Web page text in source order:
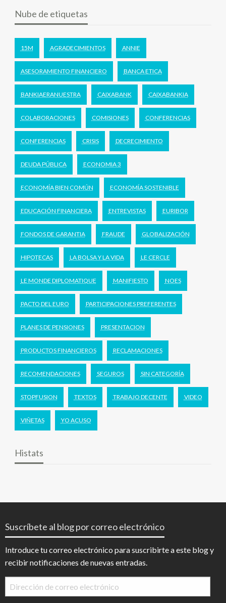
Nube de etiquetas
15M AGRADECIMIENTOS ANNIE
ASESORAMIENTO FINANCIERO BANCA ETICA
BANKIAERANUESTRA CAIXABANK CAIXABANKIA
COLABORACIONES COMISIONES CONFERENCIAS
CONFERENCIAS CRISIS DECRECIMIENTO
DEUDA PÚBLICA ECONOMIA 3
ECONOMÍA BIEN COMÚN ECONOMÍA SOSTENIBLE
EDUCACIÓN FINANCIERA ENTREVISTAS EURIBOR
FONDOS DE GARANTIA FRAUDE GLOBALIZACIÓN
HIPOTECAS LA BOLSA Y LA VIDA LE CERCLE
LE MONDE DIPLOMATIQUE MANIFIESTO NOES
PACTO DEL EURO PARTICIPACIONES PREFERENTES
PLANES DE PENSIONES PRESENTACION
PRODUCTOS FINANCIEROS RECLAMACIONES
RECOMENDACIONES SEGUROS SIN CATEGORÍA
STOPFUSION TEXTOS TRABAJO DECENTE VIDEO
VIÑETAS YO ACUSO
Histats
Suscríbete al blog por correo electrónico
Introduce tu correo electrónico para suscribirte a este blog y
recibir notificaciones de nuevas entradas.
Dirección
de